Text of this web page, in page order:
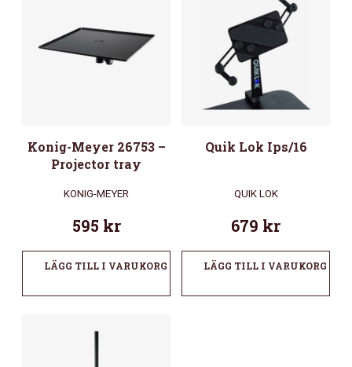
Konig-Meyer 26753 –
Projector tray
KONIG-MEYER
595 kr
LÄGG TILL I VARUKORG
Quik Lok Ips/16
QUIK LOK
679 kr
LÄGG TILL I VARUKORG